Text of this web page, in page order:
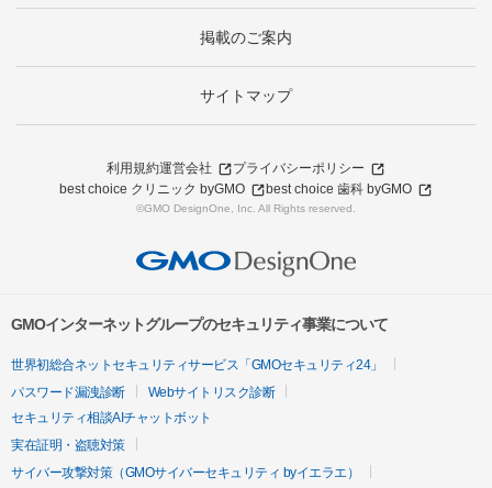
掲載のご案内
サイトマップ
利用規約運営会社
プライバシーポリシー
best choice クリニック byGMO
best choice 歯科 byGMO
©GMO DesignOne, Inc. All Rights reserved.
GMOインターネットグループのセキュリティ事業について
世界初総合ネットセキュリティサービス「GMOセキュリティ24」
パスワード漏洩診断
Webサイトリスク診断
セキュリティ相談AIチャットボット
実在証明・盗聴対策
サイバー攻撃対策（GMOサイバーセキュリティ byイエラエ）